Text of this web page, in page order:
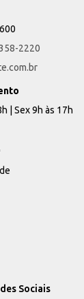
2220
| Sex 9h às 17h
Sociais